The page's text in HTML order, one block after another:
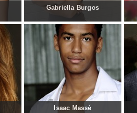
Gabriella Burgos
Isaac Massé